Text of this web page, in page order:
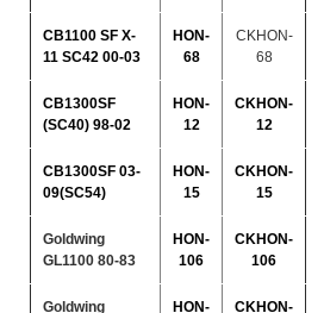
CB1100 SF X-
11 SC42 00-03
HON-
68
CKHON-
68
CB1300SF
(SC40) 98-02
HON-
12
CKHON-
12
CB1300SF 03-
09(SC54)
HON-
15
CKHON-
15
Goldwing
GL1100 80-83
HON-
106
CKHON-
106
Goldwing
HON-
CKHON-